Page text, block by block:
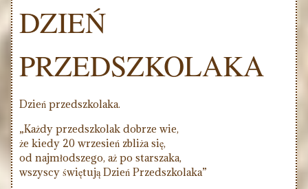
DZIEŃ
PRZEDSZKOLAKA
Dzień przedszkolaka.
„Każdy przedszkolak dobrze wie,
że kiedy 20 wrzesień zbliża się,
od najmłodszego, aż po starszaka,
wszyscy świętują Dzień Przedszkolaka”